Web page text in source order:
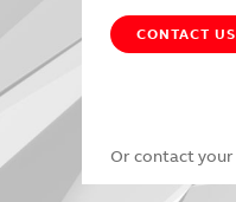
CONTACT US
Or contact your